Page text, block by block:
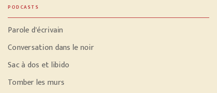
PODCASTS
Parole d'écrivain
Conversation dans le noir
Sac à dos et libido
Tomber les murs